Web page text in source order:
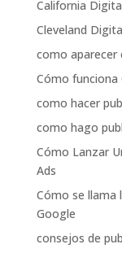
California
Cleveland
como aparecer
Cómo funciona
como hacer
como hago
Cómo Lanzar
Ads
Cómo se llama
Google
consejos de